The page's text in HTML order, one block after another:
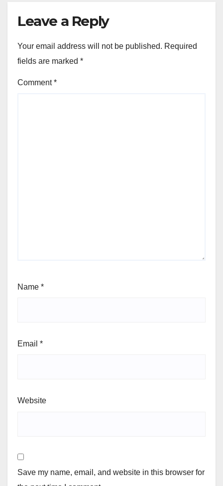
Leave a Reply
Your email address will not be published. Required
fields are marked *
Comment*
Name *
Email *
Website
Save my name, email, and website in this browser for